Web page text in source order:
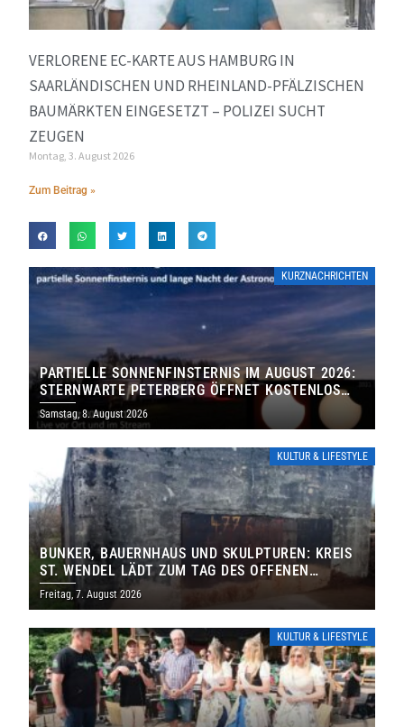
VERLORENE EC-KARTE AUS HAMBURG IN
SAARLÄNDISCHEN UND RHEINLAND-PFÄLZISCHEN
BAUMÄRKTEN EINGESETZT – POLIZEI SUCHT
ZEUGEN
Montag, 3. August 2026
Zum Beitrag »
KURZNACHRICHTEN
PARTIELLE SONNENFINSTERNIS IM AUGUST 2026:
STERNWARTE PETERBERG ÖFFNET KOSTENLOS
IHRE TORE
Samstag, 8. August 2026
KULTUR & LIFESTYLE
BUNKER, BAUERNHAUS UND SKULPTUREN: KREIS
ST. WENDEL LÄDT ZUM TAG DES OFFENEN
DENKMALS EIN
Freitag, 7. August 2026
KULTUR & LIFESTYLE